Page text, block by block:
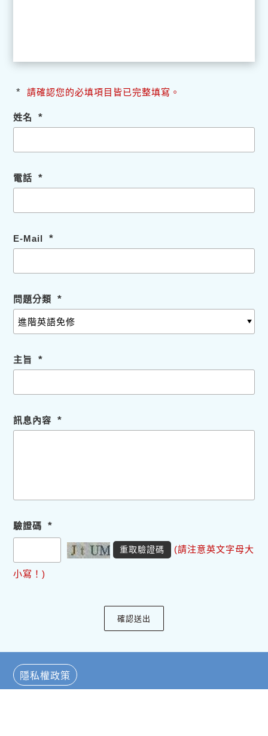
* 請確認您的必填項目皆已完整填寫。
姓名 *
電話 *
E-Mail *
問題分類 *
主旨 *
訊息內容 *
驗證碼 *
重取驗證碼 (請注意英文字母大
小寫！)
隱私權政策